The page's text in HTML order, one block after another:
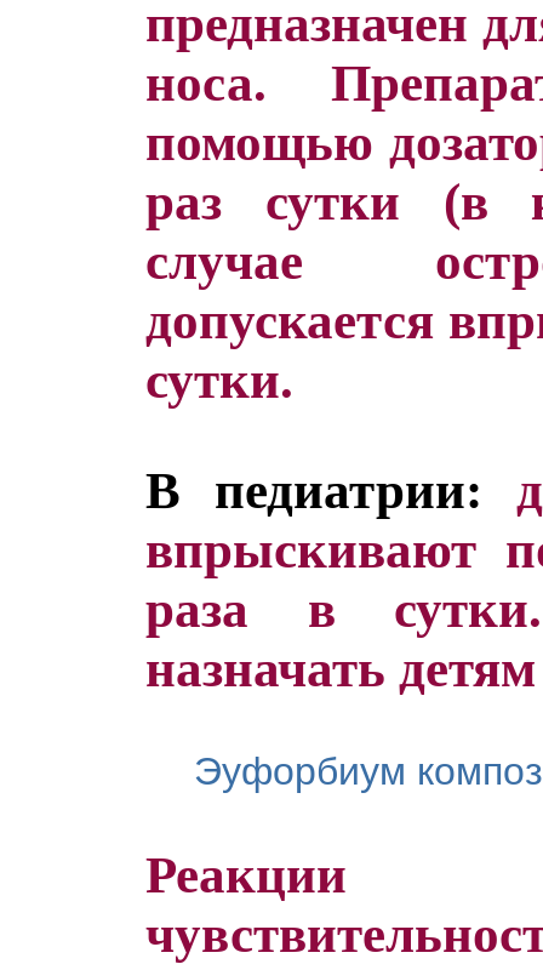
предназначен
носа.
помощью
раз сутки (в
случае
допускается
сутки.
В педиатрии:
впрыскивают
раза в
назначать
Эуфорбиум
Реакции